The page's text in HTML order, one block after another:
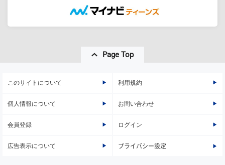
Page Top
このサイトについて 利用規約
個人情報について お問い合わせ
会員登録 ログイン
広告表示について プライバシー設定